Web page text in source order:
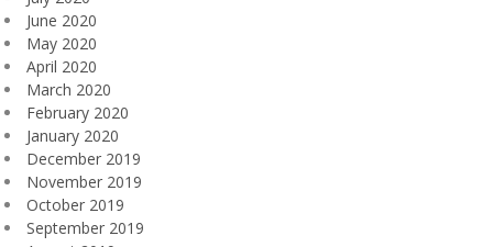
June 2020
May 2020
April 2020
March 2020
February 2020
January 2020
December 2019
November 2019
October 2019
September 2019